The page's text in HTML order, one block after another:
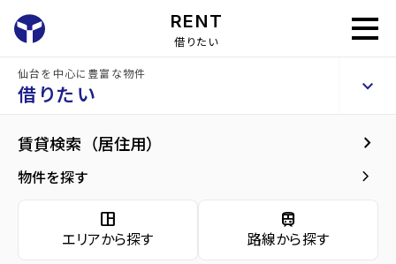
RENT
借りたい
仙台を中心に豊富な物件
借りたい keyboard_arrow_up
賃貸検索（居住用） keyboard_arrow_right
物件を探す keyboard_arrow_right
space_dashboard
エリアから探す
train
路線から探す
賃貸マンション コンフォルト支倉
建物概要
現在募集中の物件arrow_forward
arrow_forward
コンフォルト支倉 6階
管理費・共益費